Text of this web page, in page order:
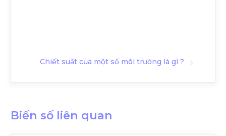
Chiết suất của một số môi trường là gì ?
Biến số liên quan